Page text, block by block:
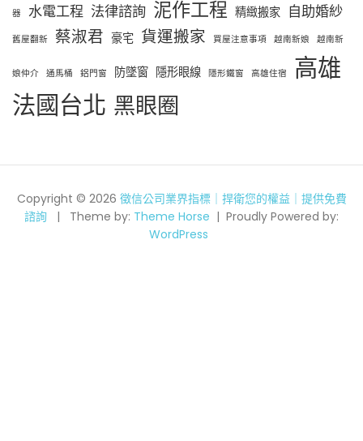
器 水電工程 法律諮詢 泥作工程 精緻搬家 自助婚紗
舊屋翻新 蔡淑君 豪宅 貨運搬家 買屋注意事項 越南新娘 越南新
娘仲介 通馬桶 鋁門窗 防墜窗 隱形眼線 隱形鐵窗 高雄住宿
高雄
法國台北 黑眼圈
Copyright © 2026 徵信公司業界指標｜捍衛您的權益｜提供免費
諮詢
Theme by: Theme Horse
Proudly Powered by:
WordPress